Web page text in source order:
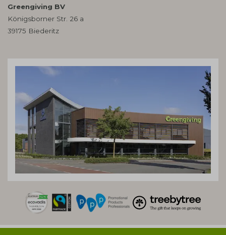
Greengiving BV
Königsborner Str. 26 a
39175 Biederitz